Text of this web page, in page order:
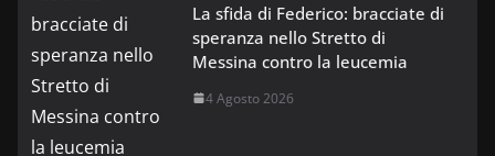
La sfida di Federico: bracciate di
speranza nello Stretto di
Messina contro la leucemia
4 Agosto 2026